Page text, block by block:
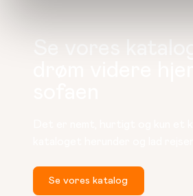
Se vores katalog